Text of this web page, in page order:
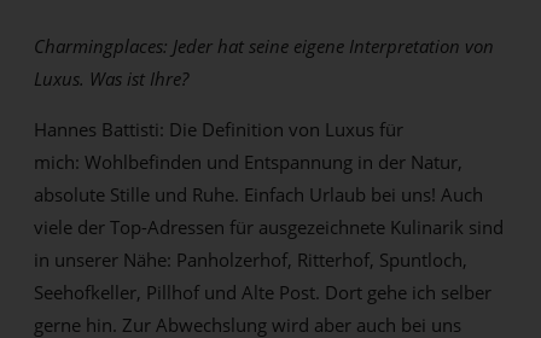
Charmingplaces: Jeder hat seine eigene Interpretation von
Luxus. Was ist Ihre?
Hannes Battisti: Die Definition von Luxus für
mich: Wohlbefinden und Entspannung in der Natur,
absolute Stille und Ruhe. Einfach Urlaub bei uns! Auch
viele der Top-Adressen für ausgezeichnete Kulinarik sind
in unserer Nähe: Panholzerhof, Ritterhof, Spuntloch,
Seehofkeller, Pillhof und Alte Post. Dort gehe ich selber
gerne hin. Zur Abwechslung wird aber auch bei uns